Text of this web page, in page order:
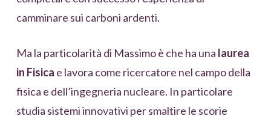
camminare sui carboni ardenti.
Ma la particolarità di Massimo è che ha una laurea
in Fisica e lavora come ricercatore nel campo della
fisica e dell’ingegneria nucleare. In particolare
studia sistemi innovativi per smaltire le scorie